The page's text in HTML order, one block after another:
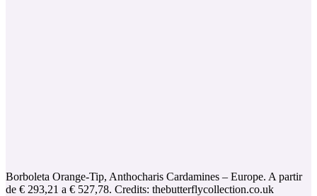
Borboleta Orange-Tip, Anthocharis Cardamines – Europe. A partir
de € 293,21 a € 527,78. Credits: thebutterflycollection.co.uk